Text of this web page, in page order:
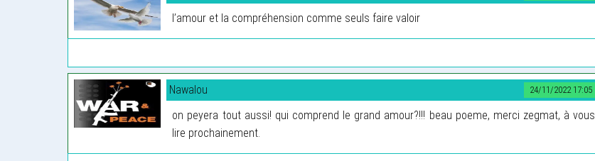
l’amour et la compréhension comme seuls faire valoir
24/11/2022 17:05
Nawalou
on peyera tout aussi! qui comprend le grand amour?!!! beau poeme, merci zegmat, à vous
lire prochainement.